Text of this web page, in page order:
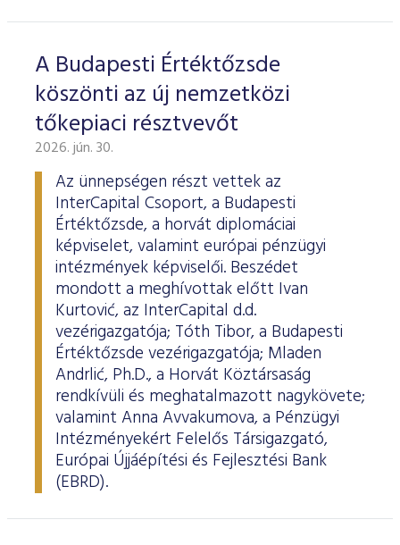
A Budapesti Értéktőzsde
köszönti az új nemzetközi
tőkepiaci résztvevőt
2026. jún. 30.
Az ünnepségen részt vettek az
InterCapital Csoport, a Budapesti
Értéktőzsde, a horvát diplomáciai
képviselet, valamint európai pénzügyi
intézmények képviselői. Beszédet
mondott a meghívottak előtt Ivan
Kurtović, az InterCapital d.d.
vezérigazgatója; Tóth Tibor, a Budapesti
Értéktőzsde vezérigazgatója; Mladen
Andrlić, Ph.D., a Horvát Köztársaság
rendkívüli és meghatalmazott nagykövete;
valamint Anna Avvakumova, a Pénzügyi
Intézményekért Felelős Társigazgató,
Európai Újjáépítési és Fejlesztési Bank
(EBRD).